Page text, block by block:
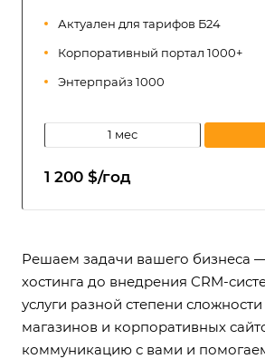
Актуален для тарифов Б24
Корпоративный портал 1000+
Энтерпрайз 1000
1 мес
1 200 $/год
Решаем задачи вашего бизнеса
хостинга до внедрения CRM-
услуги разной степени
магазинов и корпоративных
коммуникацию с вами и